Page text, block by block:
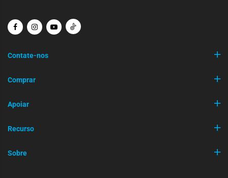
Contate-nos
Comprar
Apoiar
Recurso
Sobre